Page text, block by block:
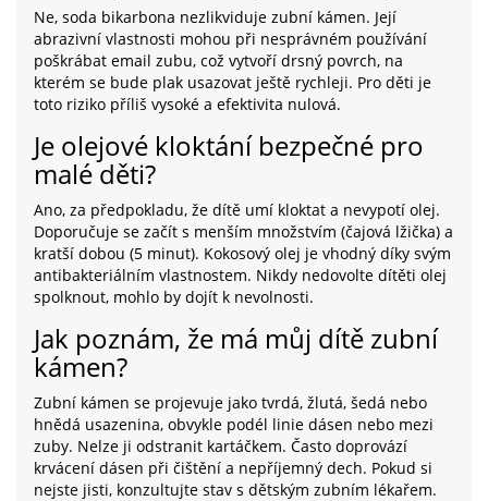
Ne, soda bikarbona nezlikviduje zubní kámen. Její
abrazivní vlastnosti mohou při nesprávném používání
poškrábat email zubu, což vytvoří drsný povrch, na
kterém se bude plak usazovat ještě rychleji. Pro děti je
toto riziko příliš vysoké a efektivita nulová.
Je olejové kloktání bezpečné pro
malé děti?
Ano, za předpokladu, že dítě umí kloktat a nevypotí olej.
Doporučuje se začít s menším množstvím (čajová lžička) a
kratší dobou (5 minut). Kokosový olej je vhodný díky svým
antibakteriálním vlastnostem. Nikdy nedovolte dítěti olej
spolknout, mohlo by dojít k nevolnosti.
Jak poznám, že má můj dítě zubní
kámen?
Zubní kámen se projevuje jako tvrdá, žlutá, šedá nebo
hnědá usazenina, obvykle podél linie dásen nebo mezi
zuby. Nelze ji odstranit kartáčkem. Často doprovází
krvácení dásen při čištění a nepříjemný dech. Pokud si
nejste jisti, konzultujte stav s dětským zubním lékařem.